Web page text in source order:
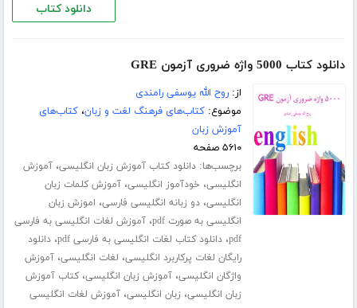
دانلود کتاب
دانلود کتاب 5000 واژه ضروری آزمون GRE
از:روح الله یوسفی رامندی
موضوع:کتاب‌های فرهنگ لغت و زبان،کتاب‌های
آموزش زبان
۵۶۱۰ صفحه
برچسب‌ها:دانلود کتاب آموزش زبان انگلیسی،آموزش
انگلیسی، خودآموز انگلیسی،آموزش کلمات زبان
انگلیسی،دو زبانه انگلیسی فارسی، اموزش زبان
انگلیسی به صورت pdf
،آموزش لغات انگلیسی به فارسی
pdf،دانلود کتاب لغات انگلیسی به فارسی pdf ،دانلود
رایگان لغات پرکاربرد انگلیسی، لغات انگلیسی،آموزش
واژگان انگلیسی،آموزش زبان انگلیسی،کتاب آموزش
زبان انگلیسی، زبان انگلیسی،آموزش لغات انگلیسی